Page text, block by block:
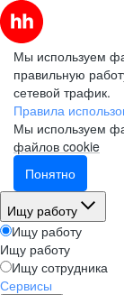
Мы используем
правильную
сетевой трафик.
Правила
Мы используем
файлов cookie
Понятно
Ищу работу
Ищу работу
Ищу работу
Ищу сотрудника
Сервисы